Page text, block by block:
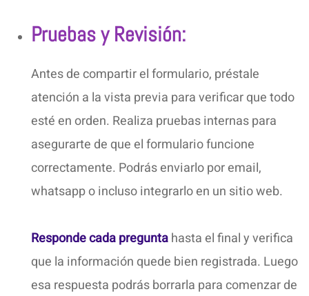
Pruebas y Revisión:
Antes de compartir el formulario, préstale
atención a la vista previa para verificar que todo
esté en orden. Realiza pruebas internas para
asegurarte de que el formulario funcione
correctamente. Podrás enviarlo por email,
whatsapp o incluso integrarlo en un sitio web.
Responde cada preguntahasta el final y verifica
que la información quede bien registrada. Luego
esa respuesta podrás borrarla para comenzar de